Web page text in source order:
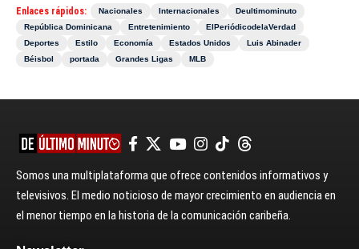
Enlaces rápidos: Nacionales Internacionales
Deultimominuto
República Dominicana
Entretenimiento
ElPeriódicodelaVerdad
Deportes
Estilo Economía Estados Unidos
Luis Abinader
Béisbol
portada Grandes Ligas MLB
Somos una multiplataforma que ofrece contenidos informativos y
televisivos. El medio noticioso de mayor crecimiento en audiencia en
el menor tiempo en la historia de la comunicación caribeña.